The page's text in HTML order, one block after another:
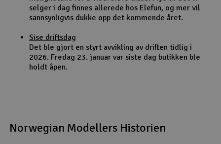
selger i dag finnes allerede hos Elefun, og mer vil
sannsynligvis dukke opp det kommende året.
Sise driftsdag
Det ble gjort en styrt avvikling av driften tidlig i
2026. Fredag 23. januar var siste dag butikken ble
holdt åpen.
Norwegian Modellers Historien